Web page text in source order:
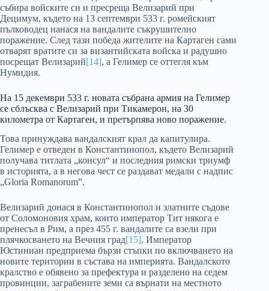
събира войските си и пресреща Велизарий при
Децимум, където на 13 септември 533 г. ромейският
пълководец нанася на вандалите съкрушително
поражение. След тази победа жителите на Картаген сами
отварят вратите си за византийската войска и радушно
посрещат Велизарий[14], а Гелимер се оттегля към
Нумидия.
На 15 декември 533 г. новата събрана армия на Гелимер
се сблъсква с Велизарий при Тикамерон, на 30
километра от Картаген, и претърпява ново поражение.
Това принуждава вандалският крал да капитулира.
Гелимер е отведен в Константинопол, където Велизарий
получава титлата „консул“ и последния римски триумф
в историята, а в негова чест се раздават медали с надпис
„Gloria Romanorum”.
Велизарий донася в Константинопол и златните съдове
от Соломоновия храм, които император Тит някога е
пренесъл в Рим, а през 455 г. вандалите са взели при
плячкосването на Вечния град[15]. Император
Юстиниан предприема бързи стъпки по включването на
новите територии в състава на империята. Вандалското
кралство е обявено за префектура и разделено на седем
провинции, заграбените земи са върнати на местното